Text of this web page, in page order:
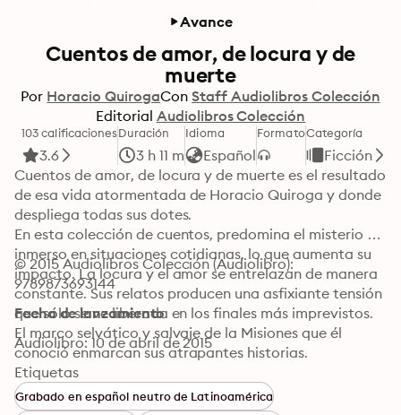
Avance
Cuentos de amor, de locura y de
muerte
Por Horacio QuirogaCon Staff Audiolibros Colección
Editorial Audiolibros Colección
103 calificaciones
3.6
Duración
3 h 11 m
Idioma
Español
FormatoCategoría
Ficción
Cuentos de amor, de locura y de muerte es el resultado
de esa vida atormentada de Horacio Quiroga y donde
despliega todas sus dotes.
En esta colección de cuentos, predomina el misterio
inmerso en situaciones cotidianas, lo que aumenta su
impacto. La locura y el amor se entrelazan de manera
constante. Sus relatos producen una asfixiante tensión
que sólo se ve liberada en los finales más imprevistos.
El marco selvático y salvaje de la Misiones que él
conoció enmarcan sus atrapantes historias.
Un audiolibros con excelentes efectos sonoros e
impactante banda sonora que lo mantendrán cautivo
minuto a minuto.
© 2015 Audiolibros Colección (Audiolibro):
9789873693144
Fecha de lanzamiento
Audiolibro: 10 de abril de 2015
Etiquetas
Grabado en español neutro de Latinoamérica